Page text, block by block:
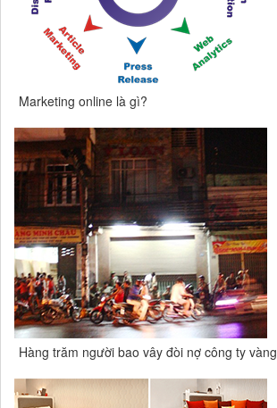
Marketing online là gì?
Hàng trăm người bao vây đòi nợ công ty vàng